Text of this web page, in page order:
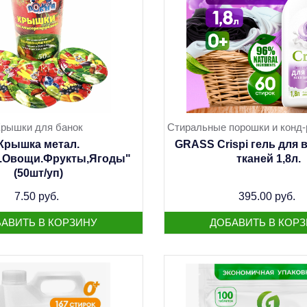
для банок
метал.
(50шт/уп)
7.50 руб.
Стиральные порошки и
GRASS Crispi гель для
тканей 1,8л.
395.00 руб.